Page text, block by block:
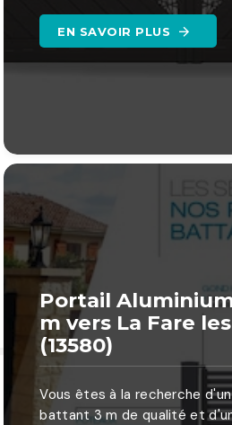
EN SAVOIR PLUS
Portail
m vers La Fare
(13580)
Vous êtes à la recherche
battant 3 m de qualité et